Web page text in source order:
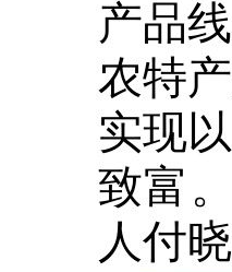
产品
农特
实现
致富
人付